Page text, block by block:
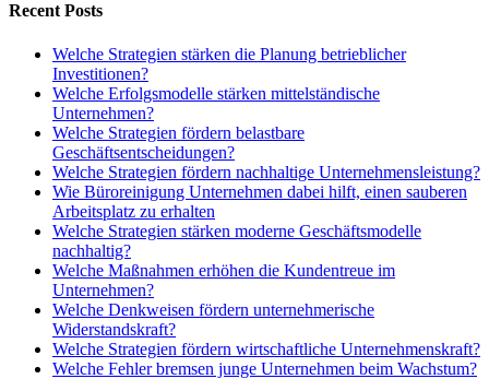
Recent Posts
Welche Strategien stärken die Planung betrieblicher
Investitionen?
Welche Erfolgsmodelle stärken mittelständische
Unternehmen?
Welche Strategien fördern belastbare
Geschäftsentscheidungen?
Welche Strategien fördern nachhaltige Unternehmensleistung?
Wie Büroreinigung Unternehmen dabei hilft, einen sauberen
Arbeitsplatz zu erhalten
Welche Strategien stärken moderne Geschäftsmodelle
nachhaltig?
Welche Maßnahmen erhöhen die Kundentreue im
Unternehmen?
Welche Denkweisen fördern unternehmerische
Widerstandskraft?
Welche Strategien fördern wirtschaftliche Unternehmenskraft?
Welche Fehler bremsen junge Unternehmen beim Wachstum?